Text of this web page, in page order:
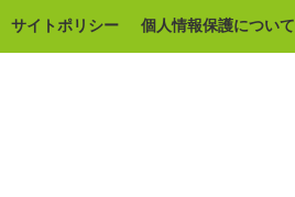
サイトポリシー 個人情報保護について